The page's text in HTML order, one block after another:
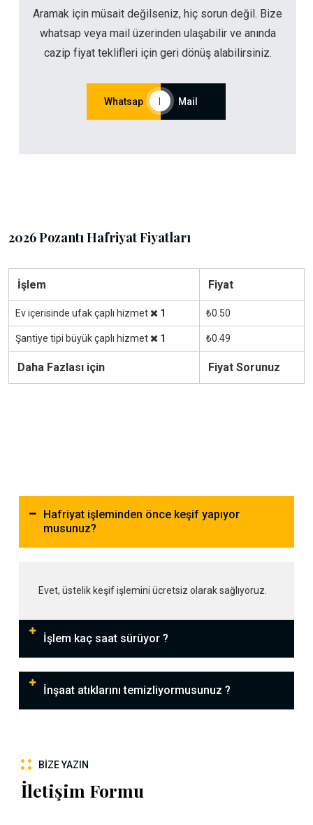
Aramak için müsait değilseniz, hiç sorun değil. Bize
whatsap veya mail üzerinden ulaşabilir ve anında
cazip fiyat teklifleri için geri dönüş alabilirsiniz.
Whatsap | Mail
2026 Pozantı Hafriyat Fiyatları
İşlem Fiyat
Ev içerisinde ufak çaplı hizmet 1 ₺0.50
Şantiye tipi büyük çaplı hizmet 1 ₺0.49
Daha Fazlası için Fiyat Sorunuz
Hafriyat işleminden önce keşif yapıyor
musunuz?
Evet, üstelik keşif işlemini ücretsiz olarak sağlıyoruz.
İşlem kaç saat sürüyor ?
İnşaat atıklarını temizliyormusunuz ?
BIZE YAZIN
İletişim Formu